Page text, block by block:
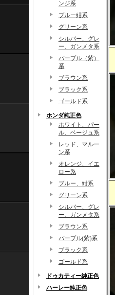
ンジ系
ブルー紺系
グリーン系
シルバー、グレ
ー、ガンメタ系
パープル（紫）
系
ブラウン系
ブラック系
ゴールド系
ホンダ純正色
ホワイト、パー
ル、ベージュ系
レッド、マルー
ン系
オレンジ、イエ
ロー系
ブルー、紺系
グリーン系
シルバー、グレ
ー、ガンメタ系
ブラウン系
パープル(紫)系
ブラック系
ゴールド系
ドゥカティー純正色
ハーレー純正色